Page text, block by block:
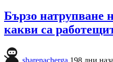
Бързо натрупване
какви са